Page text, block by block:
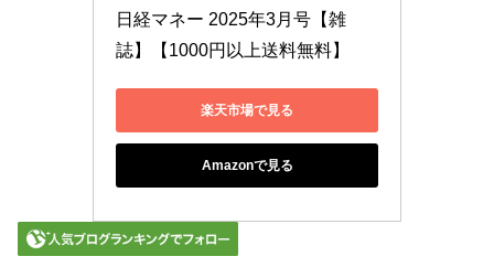
日経マネー 2025年3月号【雑
誌】【1000円以上送料無料】
楽天市場で見る
Amazonで見る